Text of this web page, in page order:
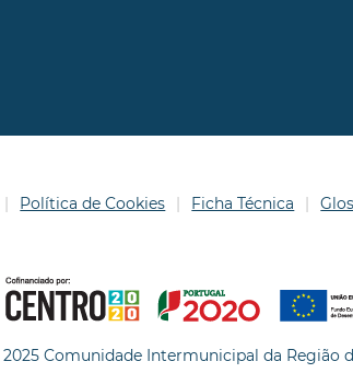
Política de Cookies Ficha Técnica
Comunidade Intermunicipal da Região